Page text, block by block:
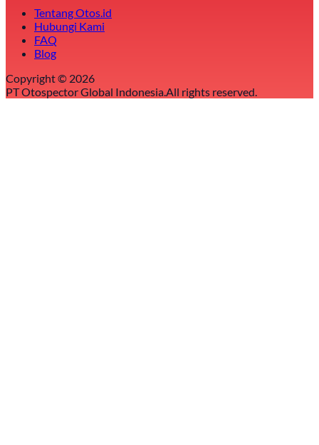
Tentang Otos.id
Hubungi Kami
FAQ
Blog
Copyright © 2026
PT Otospector Global Indonesia.All rights reserved.